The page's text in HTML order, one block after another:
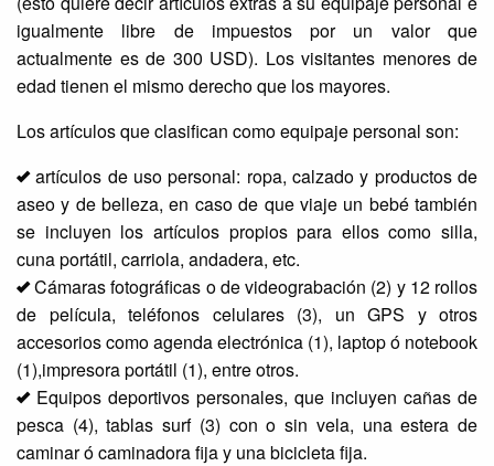
igualmente libre de impuestos por un valor que
actualmente es de 300 USD). Los visitantes menores de
edad tienen el mismo derecho que los mayores.
Los artículos que clasifican como equipaje personal son:
artículos de uso personal: ropa, calzado y productos de
aseo y de belleza, en caso de que viaje un bebé también
se incluyen los artículos propios para ellos como silla,
cuna portátil, carriola, andadera, etc.
Cámaras fotográficas o de videograbación (2) y 12 rollos
de película, teléfonos celulares (3), un GPS y otros
accesorios como agenda electrónica (1), laptop ó notebook
(1),impresora portátil (1), entre otros.
Equipos deportivos personales, que incluyen cañas de
pesca (4), tablas surf (3) con o sin vela, una estera de
caminar ó caminadora fija y una bicicleta fija.